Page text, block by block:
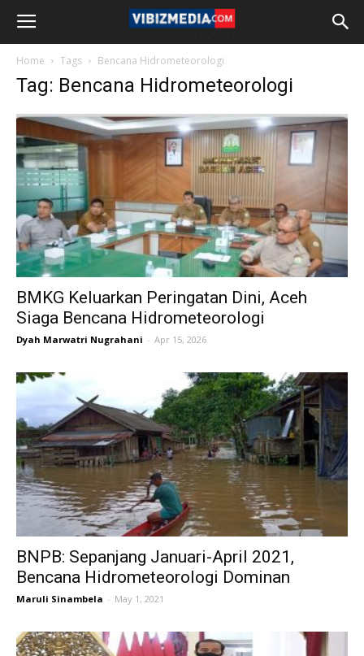
Home Tags Bencana Hidrometeorologi
Tag: Bencana Hidrometeorologi
BMKG Keluarkan Peringatan Dini, Aceh
Siaga Bencana Hidrometeorologi
Dyah Marwatri Nugrahani - Apr 15, 2026
BNPB: Sepanjang Januari-April 2021,
Bencana Hidrometeorologi Dominan
Maruli Sinambela - May 1, 2021